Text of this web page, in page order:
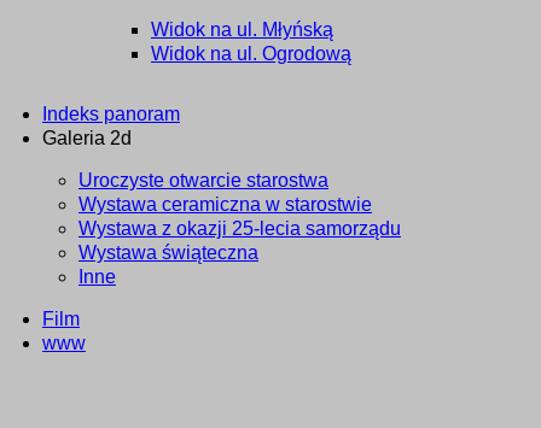
Widok na ul. Młyńską
Widok na ul. Ogrodową
Indeks panoram
Galeria 2d
Uroczyste otwarcie starostwa
Wystawa ceramiczna w starostwie
Wystawa z okazji 25-lecia samorządu
Wystawa świąteczna
Inne
Film
www